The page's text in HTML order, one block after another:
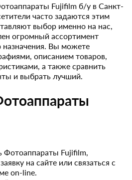
Fujifilm б/у в Санкт-
часто задаются этим
выбор именно на нас,
огромный ассортимент
назначения. Вы можете
описанием товаров,
а также сравнить
и выбрать лучший.
Фотоаппараты Fujifilm,
на сайте или связаться с
on-line.